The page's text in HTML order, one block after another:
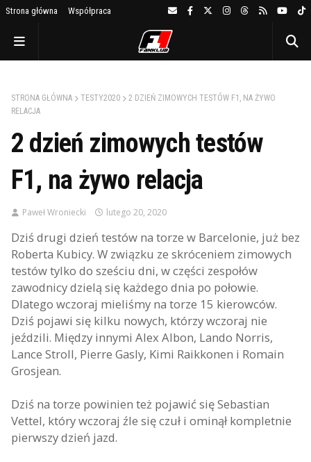
Strona główna Współpraca
STRONA GŁÓWNA TESTY2020
2 DZIEŃ ZIMOWYCH TESTÓW F1, NA ŻYWO
RELACJA
2 dzień zimowych testów
F1, na żywo relacja
Paweł Wroniecki lutego 20, 2020
Dziś drugi dzień testów na torze w Barcelonie, już bez
Roberta Kubicy. W związku ze skróceniem zimowych
testów tylko do sześciu dni, w części zespołów
zawodnicy dzielą się każdego dnia po połowie.
Dlatego wczoraj mieliśmy na torze 15 kierowców.
Dziś pojawi się kilku nowych, którzy wczoraj nie
jeździli. Między innymi Alex Albon, Lando Norris,
Lance Stroll, Pierre Gasly, Kimi Raikkonen i Romain
Grosjean.
Dziś na torze powinien też pojawić się Sebastian
Vettel, który wczoraj źle się czuł i ominął kompletnie
pierwszy dzień jazd.